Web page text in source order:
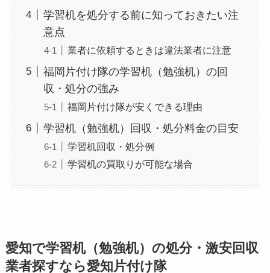
学習机を処分する前に知っておきたい注
意点
業者に依頼するときは違法業者に注意
福岡片付け隊の学習机（勉強机）の回
収・処分の強み
福岡片付け隊が安くできる理由
学習机（勉強机）回収・処分料金の目安
学習机回収・処分例
学習机の買取りが可能な場合
愛知で学習机（勉強机）の処分・激安回収
業者探すなら愛知片付け隊